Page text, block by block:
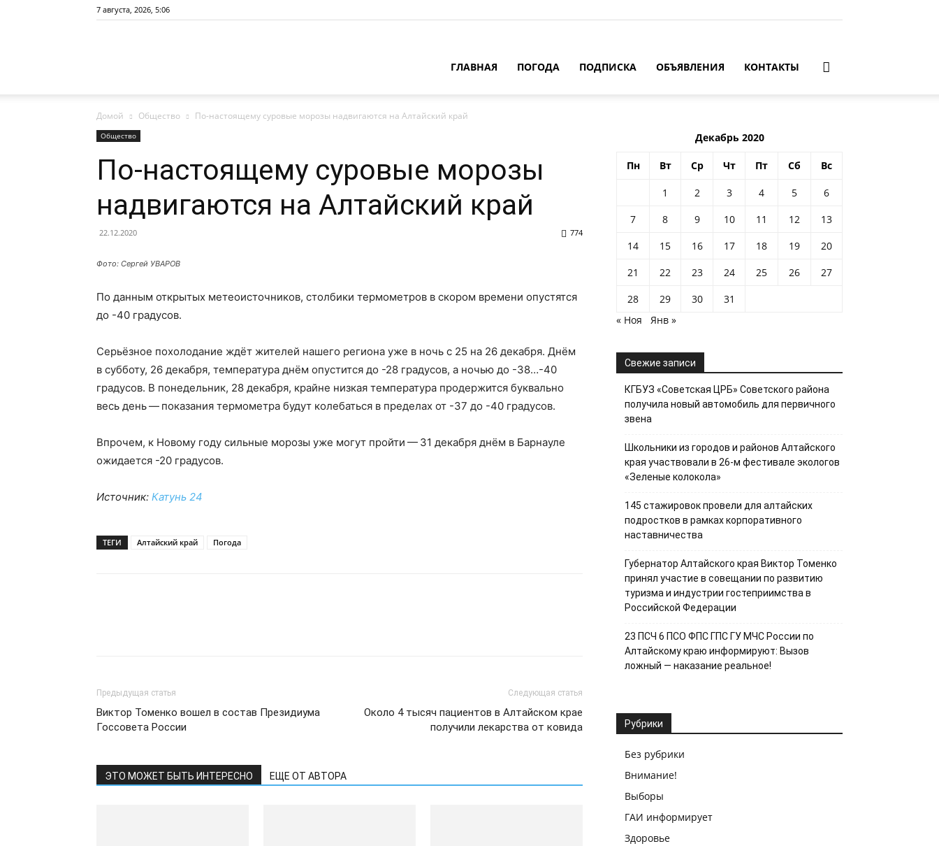
7 августа, 2026, 5:06
газеты
«Районные
|
район
ГЛАВНАЯ ПОГОДА ПОДПИСКА ОБЪЯВЛЕНИЯ КОНТАКТЫ
Домой Общество По-настоящему суровые морозы надвигаются на Алтайский край
Общество
По-настоящему суровые морозы
надвигаются на Алтайский край
22.12.2020 774
Фото: Сергей УВАРОВ
По данным открытых метеоисточников, столбики термометров в скором времени опустятся
до -40 градусов.
Серьёзное похолодание ждёт жителей нашего региона уже в ночь с 25 на 26 декабря. Днём
в субботу, 26 декабря, температура днём опустится до -28 градусов, а ночью до -38…-40
градусов. В понедельник, 28 декабря, крайне низкая температура продержится буквально
весь день — показания термометра будут колебаться в пределах от -37 до -40 градусов.
Впрочем, к Новому году сильные морозы уже могут пройти — 31 декабря днём в Барнауле
ожидается -20 градусов.
Источник: Катунь 24
ТЕГИ Алтайский край Погода
Предыдущая статья
Виктор Томенко вошел в состав Президиума
Госсовета России
Следующая статья
Около 4 тысяч пациентов в Алтайском крае
получили лекарства от ковида
ЭТО МОЖЕТ БЫТЬ ИНТЕРЕСНО ЕЩЕ ОТ АВТОРА
Декабрь 2020
Пн Вт Ср Чт Пт Сб Вс
1 2 3 4 5
6
7
8 9 10 11 12
13
14
15 16 17 18 19
20
21
22 23 24 25 26
27
28
29 30
31
« Ноя
Янв »
Свежие записи
КГБУЗ «Советская ЦРБ» Советского района
получила новый автомобиль для первичного
звена
Школьники из городов и районов Алтайского
края участвовали в 26-м фестивале экологов
«Зеленые колокола»
145 стажировок провели для алтайских
подростков в рамках корпоративного
наставничества
Губернатор Алтайского края Виктор Томенко
принял участие в совещании по развитию
туризма и индустрии гостеприимства в
Российской Федерации
23 ПСЧ 6 ПСО ФПС ГПС ГУ МЧС России по
Алтайскому краю информируют: Вызов
ложный — наказание реальное!
Рубрики
Без рубрики
Внимание!
Выборы
ГАИ информирует
Здоровье